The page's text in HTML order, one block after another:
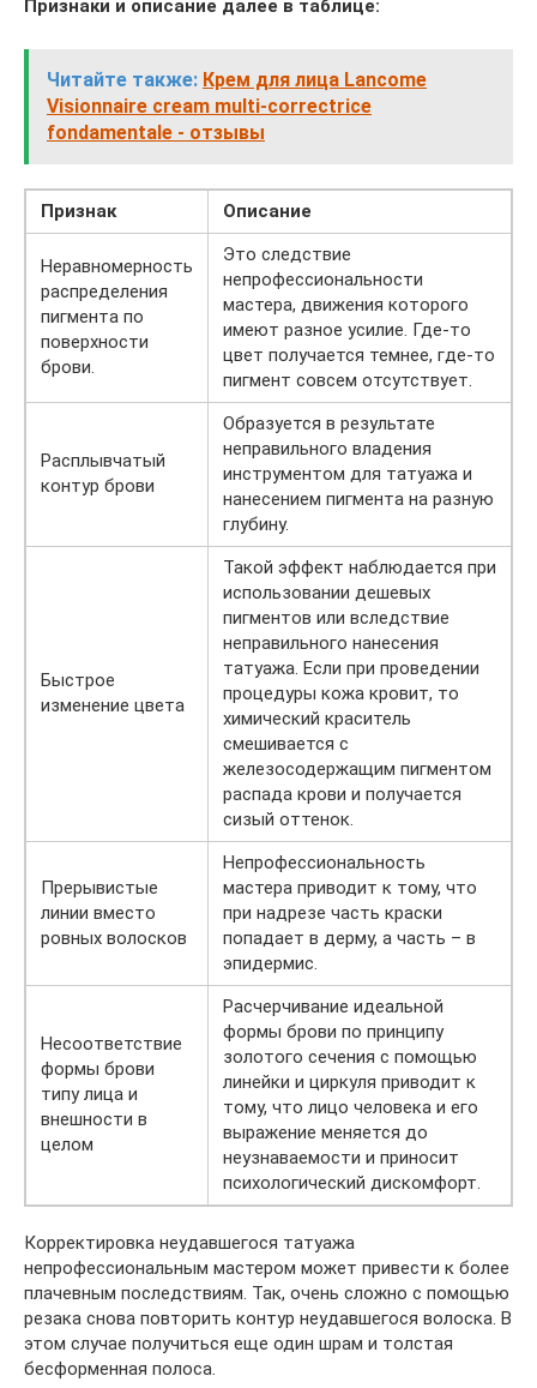
Признаки и описание далее в таблице:
Читайте также: Крем для лица Lancome
Visionnaire cream multi-correctrice
fondamentale - отзывы
Признак Описание
Неравномерность
распределения
пигмента по
поверхности
брови.
Это следствие
непрофессиональности
мастера, движения которого
имеют разное усилие. Где-то
цвет получается темнее, где-то
пигмент совсем отсутствует.
Расплывчатый
контур брови
Образуется в результате
неправильного владения
инструментом для татуажа и
нанесением пигмента на разную
глубину.
Быстрое
изменение цвета
Такой эффект наблюдается при
использовании дешевых
пигментов или вследствие
неправильного нанесения
татуажа. Если при проведении
процедуры кожа кровит, то
химический краситель
смешивается с
железосодержащим пигментом
распада крови и получается
сизый оттенок.
Прерывистые
линии вместо
ровных волосков
Непрофессиональность
мастера приводит к тому, что
при надрезе часть краски
попадает в дерму, а часть – в
эпидермис.
Несоответствие
формы брови
типу лица и
внешности в
целом
Расчерчивание идеальной
формы брови по принципу
золотого сечения с помощью
линейки и циркуля приводит к
тому, что лицо человека и его
выражение меняется до
неузнаваемости и приносит
психологический дискомфорт.
Корректировка неудавшегося татуажа
непрофессиональным мастером может привести к более
плачевным последствиям. Так, очень сложно с помощью
резака снова повторить контур неудавшегося волоска. В
этом случае получиться еще один шрам и толстая
бесформенная полоса.